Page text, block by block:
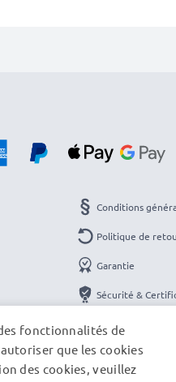
Conditions
Politique de
Garantie
Sécurité &
Protection des
Mentions légales
fonctionnalités de
que les cookies
des cookies, veuillez